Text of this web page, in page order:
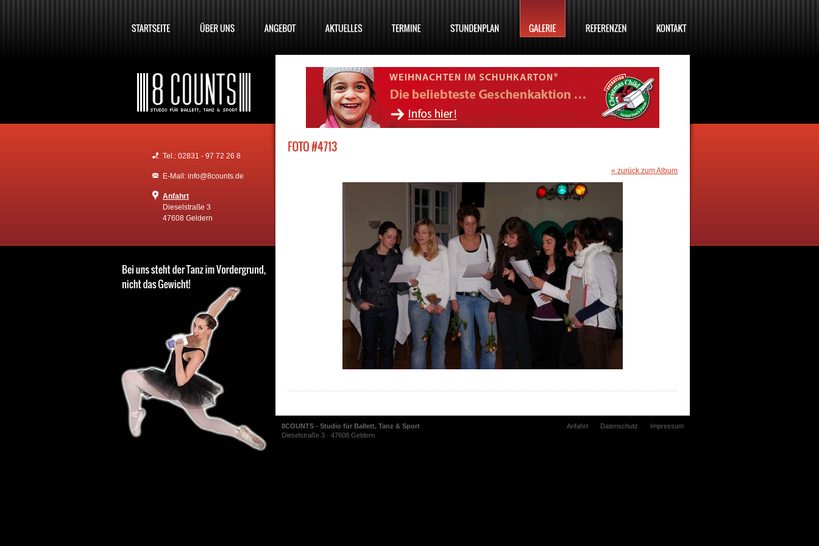
Tel.: 02831 - 97 72 26 8
E-Mail: info@8counts.de
Anfahrt
Dieselstraße 3
47608 Geldern
« zurück zum Album
8COUNTS - Studio für Ballett, Tanz & Sport
Dieselstraße 3 · 47608 Geldern
Anfahrt Datenschutz Impressum